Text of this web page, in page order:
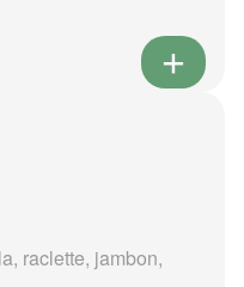
raclette, jambon,